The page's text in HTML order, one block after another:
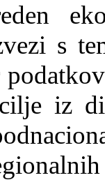
s
iz